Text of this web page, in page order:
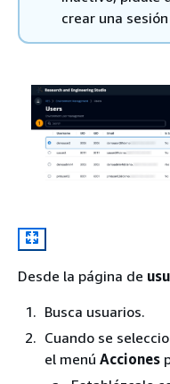
crear una
Desde la página de
Busca usuarios.
Cuando se
el menú Acciones